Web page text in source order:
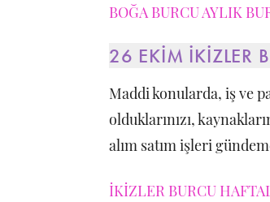
BOĞA BURCU AYLIK
26 EKİM İKİZLER
Maddi konularda, iş ve
olduklarınızı,
alım satım işleri
İKİZLER BURCU